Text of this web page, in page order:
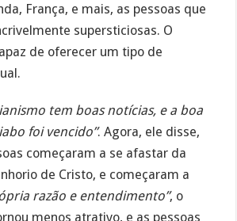
França, e mais, as pessoas que
supersticiosas. O
de oferecer um tipo de
tem boas notícias, e a boa
foi vencido”. Agora, ele disse,
começaram a se afastar da
de Cristo, e começaram a
razão e entendimento”, o
menos atrativo, e as pessoas